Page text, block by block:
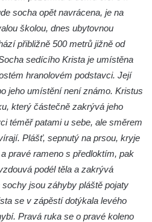
v ZOO Hluboká
Hluboká
Hluboká
v ZOO Hluboká
socha opět navrácena, je na
školou, dnes ubytovnou
přibližně 500 metrů jižně od
sedícího Krista je umístěna
hranolovém podstavci. Její
jeho umístění není známo. Kristus
který částečně zakrývá jeho
téměř patami u sebe, ale směrem
Plášť, sepnutý na prsou, kryje
pravé rameno s předloktím, pak
podél těla a zakrývá
jsou záhyby pláště pojaty
se v zápěstí dotýkala levého
Pravá ruka se o pravé koleno